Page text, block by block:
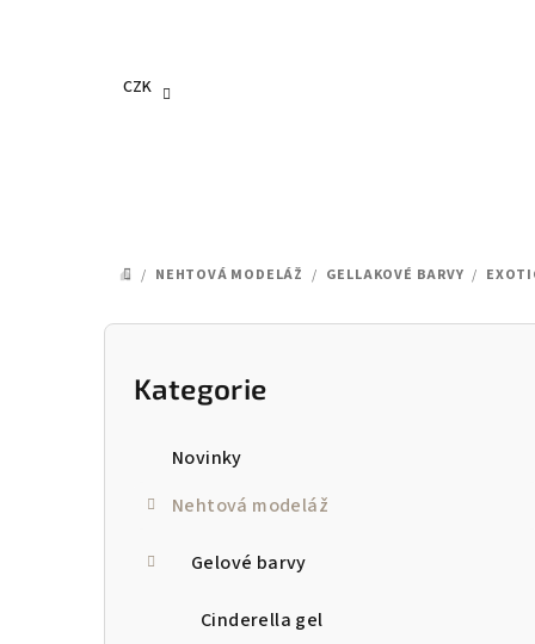
CZK
DOMŮ
/ NEHTOVÁ MODELÁŽ / GELLAKOVÉ BARVY /
P
Přeskočit
kategorie
Kategorie
Novinky
Nehtová modeláž
Gelové barvy
Cinderella gel